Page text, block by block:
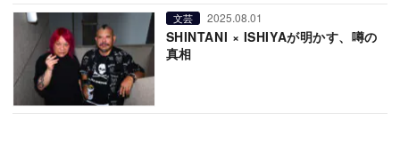
文芸 2025.08.01
SHINTANI × ISHIYAが明かす、噂の
真相